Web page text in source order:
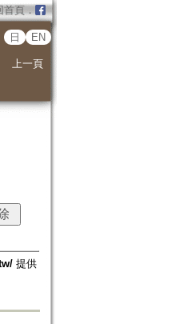
首頁．
日 EN
上一頁
提供